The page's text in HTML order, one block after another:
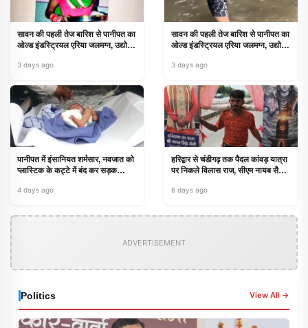
सावन की पहली तेज बारिश से पानीपत का
ओल्ड इंडस्ट्रियल एरिया जलमग्न, उद्योगों
3 days ago
सावन की पहली तेज बारिश से पानीपत का
ओल्ड इंडस्ट्रियल एरिया जलमग्न, उद्योगों
3 days ago
पानीपत में इंसानियत शर्मसार, नवजात को
प्लास्टिक के कट्टे में बंद कर सड़क
4 days ago
हरिद्वार से चंडीगढ़ तक पैदल कांवड़ यात्रा
पर निकले विलास राज, सीएम नायब सैनी
6 days ago
ADVERTISEMENT
Politics View All →